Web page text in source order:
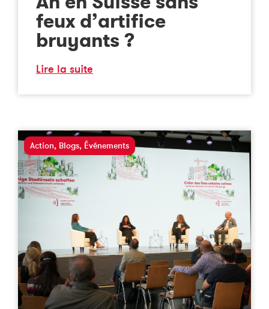
feux d’artifice
bruyants ?
Lire la suite
Action, Blogs, Événements